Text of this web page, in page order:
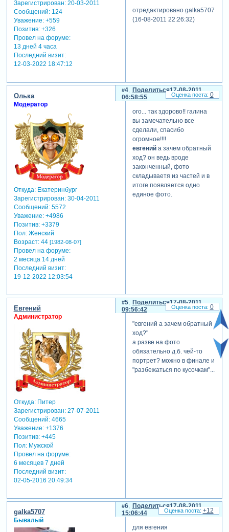
Зарегистрирован: 20-03-2011
Сообщений:124
Уважение: +559
Позитив: +326
Провел на форуме:
13 дней 4 часа
Последний визит:
12-03-2022 18:47:12
отредактировано galka5707
(16-08-2011 22:26:32)
Поделиться
4
17-08-2011
06:58:55
Олька
Модератор
Откуда:Екатеринбург
Зарегистрирован: 30-04-2011
Сообщений:5572
Уважение: +4986
Позитив: +3379
Пол:Женский
Возраст:44 [1982-08-07]
Провел на форуме:
2 месяца 14 дней
Последний визит:
19-12-2022 12:03:54
ого... так здорово!! галина
вы замечательно все
сделали, спасибо
огромное!!!!
евгенийа зачем обратный
ход? он ведь вроде
законченный, фото
складываетя из частей и в
итоге появляется одно
единое фото.
0
Поделиться
5
17-08-2011
09:56:42
Евгений
Администратор
Откуда:Питер
Зарегистрирован: 27-07-2011
Сообщений:4665
Уважение: +1376
Позитив: +445
Пол:Мужской
Провел на форуме:
6 месяцев 7 дней
Последний визит:
02-05-2016 20:49:34
"евгений а зачем обратный
ход?"
а разве на фото
обязательно д.б. чей-то
портрет? можно в финале и
"разбежаться по кусочкам"...
0
Поделиться
6
17-08-2011
15:06:44
galka5707
Бывалый
для евгения
+12